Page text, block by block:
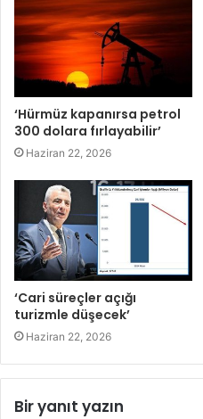
‘Hürmüz kapanırsa petrol
300 dolara fırlayabilir’
Haziran 22, 2026
‘Cari süreçler açığı
turizmle düşecek’
Haziran 22, 2026
Bir yanıt yazın